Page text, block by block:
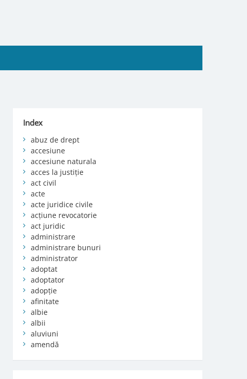
Index
abuz de drept
accesiune
accesiune naturala
acces la justiție
act civil
acte
acte juridice civile
acțiune revocatorie
act juridic
administrare
administrare bunuri
administrator
adoptat
adoptator
adopție
afinitate
albie
albii
aluviuni
amendă